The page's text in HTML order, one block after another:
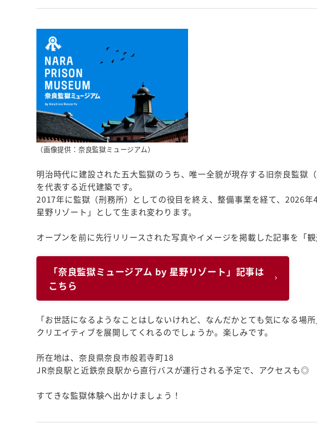
（画像提供：奈良監獄ミュージアム）
明治時代に建設された五大監獄のうち、唯一全貌が現存する旧奈良監獄
を代表する近代建築です。
2017年に監獄（刑務所）としての役目を終え、整備事業を経て、2026
星野リゾート」として生まれ変わります。
オープンを前に先行リリースされた写真やイメージを掲載した記事を「観
「奈良監獄ミュージアム by 星野リゾート」記事は
こちら
「お世話になるようなことはしないけれど、なんだかとても気になる場
クリエイティブを展開してくれるのでしょうか。楽しみです。
所在地は、奈良県奈良市般若寺町18
JR奈良駅と近鉄奈良駅から直行バスが運行される予定で、アクセスも◎
すてきな監獄体験へ出かけましょう！